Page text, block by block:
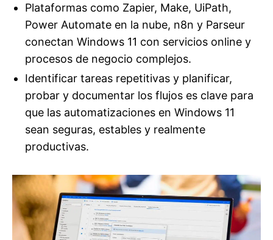
Plataformas como Zapier, Make, UiPath,
Power Automate en la nube, n8n y Parseur
conectan Windows 11 con servicios online y
procesos de negocio complejos.
Identificar tareas repetitivas y planificar,
probar y documentar los flujos es clave para
que las automatizaciones en Windows 11
sean seguras, estables y realmente
productivas.